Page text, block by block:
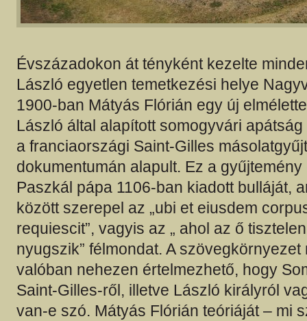
Évszázadokon át tényként kezelte
László egyetlen temetkezési helye
1900-ban Mátyás Flórián egy új
László által alapított somogyvári
a franciaországi Saint-Gilles
dokumentumán alapult. Ez a gyűjtemény
Paszkál pápa 1106-ban kiadott bulláját,
között szerepel az „ubi et eiusdem
requiescit”, vagyis az „ ahol az ő
nyugszik” félmondat. A szövegkörnyezet
valóban nehezen értelmezhető, hogy
Saint-Gilles-ről, illetve László királyról
van-e szó. Mátyás Flórián teóriáját – mi